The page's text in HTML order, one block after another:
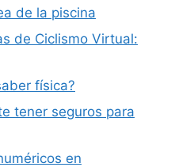
de la piscina
de Ciclismo Virtual:
física?
tener seguros para
en